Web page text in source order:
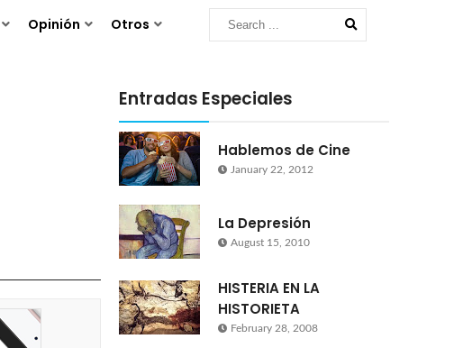
Opinión Otros
Entradas Especiales
Hablemos de Cine
January 22, 2012
La Depresión
August 15, 2010
HISTERIA EN LA
HISTORIETA
February 28, 2008